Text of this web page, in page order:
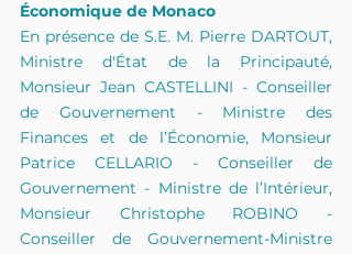
Économique de Monaco
En présence de S.E. M. Pierre DARTOUT,
Ministre d'État de la Principauté,
Monsieur Jean CASTELLINI - Conseiller
de Gouvernement - Ministre des
Finances et de l’Économie, Monsieur
Patrice CELLARIO - Conseiller de
Gouvernement - Ministre de l’Intérieur,
Monsieur Christophe ROBINO -
Conseiller de Gouvernement-Ministre